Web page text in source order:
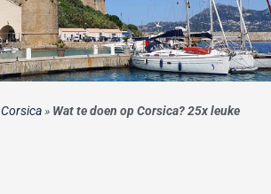
Corsica» Wat te doen op Corsica? 25x leuke